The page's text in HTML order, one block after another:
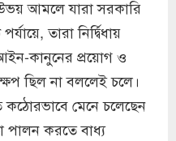
আমলে যারা সরকারি
তারা নির্দ্বিধায়
কানুনের প্রয়োগ ও
ছিল না বললেই চলে।
কঠোরভাবে মেনে চলেছেন
পালন করতে বাধ্য